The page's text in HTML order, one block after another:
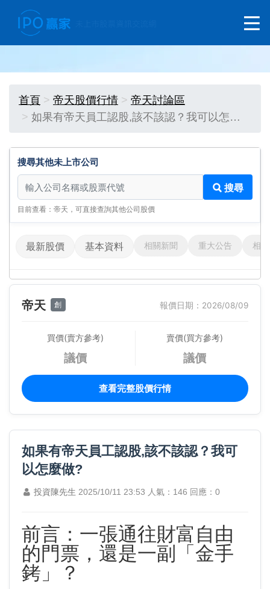
首頁 帝天股價行情
帝天討論區
如果有帝天員工認股,該不該認？我可以怎…
搜尋其他未上市公司
搜尋其他未上市公司
搜尋
目前查看：帝天，可直接查詢其他公司股價
最新股價 基本資料 相關新聞 重大公告 相
帝天 創 報價日期：2026/08/09
買價(賣方參考)
議價
賣價(買方參考)
議價
查看完整股價行情
如果有帝天員工認股,該不該認？我可
以怎麼做?
投資陳先生 2025/10/11 23:53 人氣：146 回應：0
前言：一張通往財富自由
的門票，還是一副「金手
銬」？